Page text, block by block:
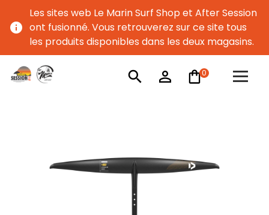
info
Les sites web Le Marin Surf Shop et After Session
ont fusionné. Vous retrouverez sur ce site tous
les produits disponibles dans les deux magasins.
search person_outline 0